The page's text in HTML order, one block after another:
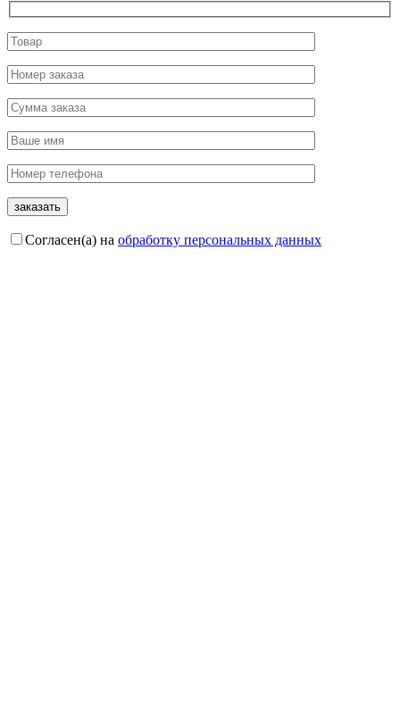
Согласен(а) на обработку персональных данных